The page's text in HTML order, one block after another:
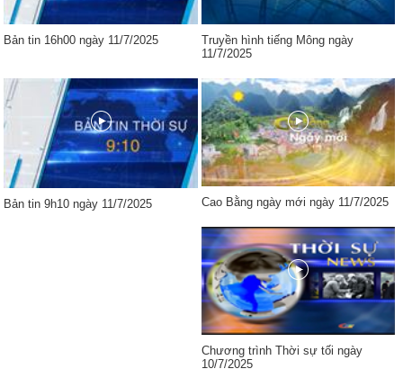
Bản tin 16h00 ngày 11/7/2025
Truyền hình tiếng Mông ngày
11/7/2025
Bản tin 9h10 ngày 11/7/2025 Cao Bằng ngày mới ngày 11/7/2025
Chương trình Thời sự tối ngày
10/7/2025